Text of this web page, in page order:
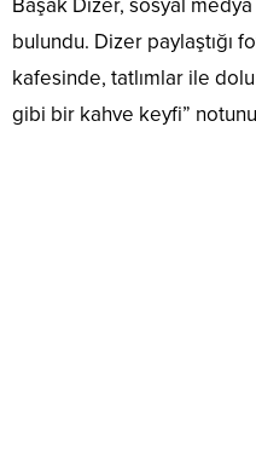
Başak Dizer, sosyal
bulundu. Dizer paylaştığı
kafesinde, tatlımlar ile
gibi bir kahve keyfi”